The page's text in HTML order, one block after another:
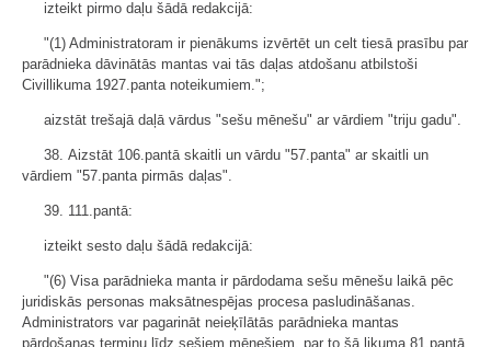
izteikt pirmo daļu šādā redakcijā:
"(1) Administratoram ir pienākums izvērtēt un celt tiesā prasību par
parādnieka dāvinātās mantas vai tās daļas atdošanu atbilstoši
Civillikuma 1927.panta noteikumiem.";
aizstāt trešajā daļā vārdus "sešu mēnešu" ar vārdiem "triju gadu".
38. Aizstāt 106.pantā skaitli un vārdu "57.panta" ar skaitli un
vārdiem "57.panta pirmās daļas".
39. 111.pantā:
izteikt sesto daļu šādā redakcijā:
"(6) Visa parādnieka manta ir pārdodama sešu mēnešu laikā pēc
juridiskās personas maksātnespējas procesa pasludināšanas.
Administrators var pagarināt neieķīlātās parādnieka mantas
pārdošanas termiņu līdz sešiem mēnešiem, par to šā likuma 81.pantā